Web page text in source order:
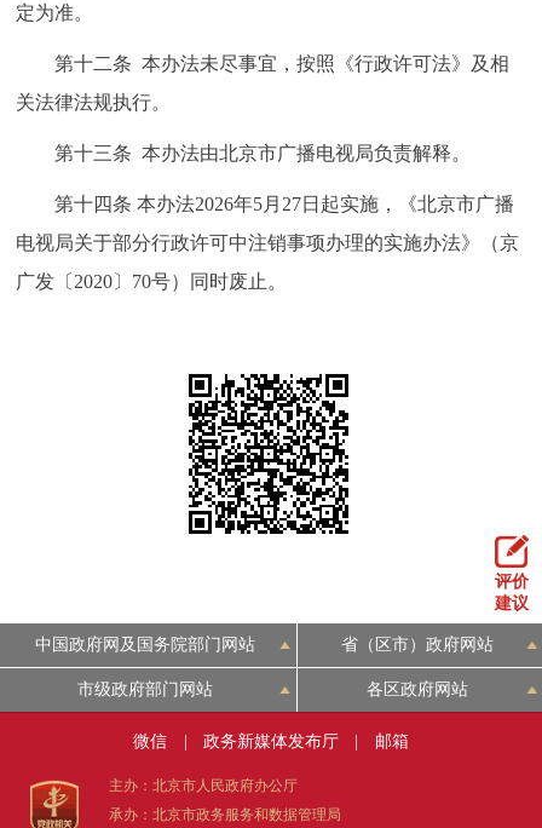
定为准。
第十二条 本办法未尽事宜，按照《行政许可法》及相
关法律法规执行。
第十三条 本办法由北京市广播电视局负责解释。
第十四条 本办法2026年5月27日起实施，《北京市广播
电视局关于部分行政许可中注销事项办理的实施办法》（京
广发〔2020〕70号）同时废止。
评价
建议
中国政府网及国务院部门网站 省（区市）政府网站
市级政府部门网站 各区政府网站
微信 政务新媒体发布厅 邮箱
主办：北京市人民政府办公厅
承办：北京市政务服务和数据管理局